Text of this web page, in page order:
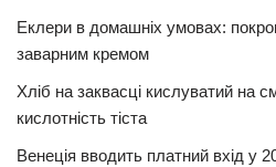
Еклери в домашніх умовах:
заварним кремом
Хліб на заквасці кислуватий на
кислотність тіста
Венеція вводить платний вхід у